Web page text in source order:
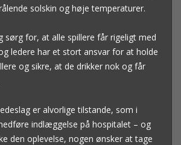
solskin og høje temperaturer.
sørg for, at alle spillere får rigeligt med
ledere har et stort ansvar for at holde
og sikre, at de drikker nok og får
er alvorlige tilstande, som i
indlæggelse på hospitalet – og
den oplevelse, nogen ønsker at tage